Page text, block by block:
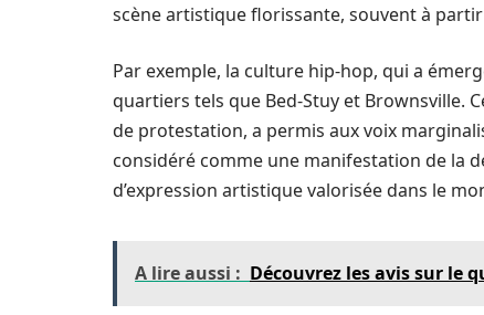
scène artistique florissante, souvent à partir
Par exemple, la culture hip-hop, qui a
quartiers tels que Bed-Stuy et Brownsville.
de protestation, a permis aux voix
considéré comme une manifestation de la
d’expression artistique valorisée dans le
A lire aussi : Découvrez les avis sur le